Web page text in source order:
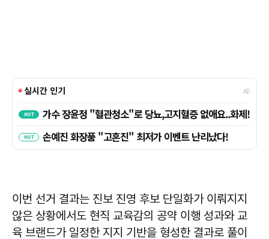
이번 선거 결과는 진보 진영 후보 단일화가 이뤄지지
않은 상황에서도 현직 교육감의 공약 이행 성과와 교
육 브랜드가 일정한 지지 기반을 형성한 결과로 풀이